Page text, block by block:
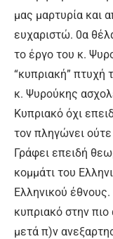
μας μαρτυρία και
ευχαριστώ. 0α
το έργο του κ.
“κυπριακή” πτυχή
κ. Ψυρούκης
Κυπριακό όχι
τον πληγώνει
Γράφει επειδή
κομμάτι του
Ελληνικού
κυπριακό στην
μετά π)ν